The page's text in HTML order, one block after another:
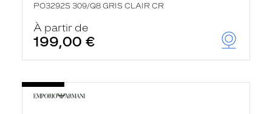
PO3292S 309/Q8 GRIS CLAIR CR
À partir de
199,00 €